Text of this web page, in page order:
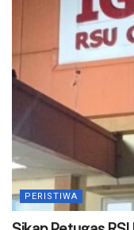
PERISTIWA